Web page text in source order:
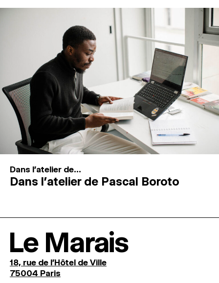
Dans l'atelier de...
Dans l’atelier de Pascal Boroto
Le Marais
18, rue de l'Hôtel de Ville
75004 Paris